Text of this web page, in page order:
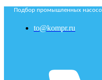
Подбор промышленных
to@kompr.ru